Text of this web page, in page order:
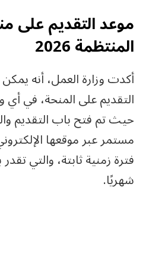
موعد التقديم على
المنتظمة 2026
أكدت وزارة العمل، أنه
التقديم على المنحة، في أي
حيث تم فتح باب التقديم
مستمر عبر موقعها
شهريًا.